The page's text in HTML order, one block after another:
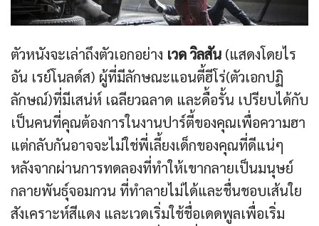
ตัวหนังจะเล่าถึงตัวเอกอย่าง เวด วิลสัน (แสดงโดยไร
อัน เรย์โนลด์ส) ผู้ที่มีลักษณะแอนตี้ฮีโร่(ตัวเอกปฏิ
ลักษณ์)ที่มีเสน่ห์ เฉลียวฉลาด และดื้อรั้น เปรียบได้กับ
เป็นคนที่คุณต้องการในงานปาร์ตี้ของคุณเพื่อความฮา
แต่กลับกันอาจจะไม่ใช่พี่เลี้ยงเด็กของคุณที่ดีแน่ๆ
หลังจากผ่านการทดลองที่ทำให้เขากลายเป็นมนุษย์
กลายพันธุ์จอมกวน ที่ทำลายไม่ได้และชื่นชอบเส้นใย
สังเคราะห์สีแดง และเวดเริ่มใช้ชื่อเดดพูลเพื่อเริ่ม